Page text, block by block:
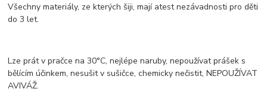
Všechny materiály, ze kterých šiji, mají atest nezávadnosti pro děti
do 3 let.
Lze prát v pračce na 30°C, nejlépe naruby, nepoužívat prášek s
bělícím účinkem, nesušit v sušičce, chemicky nečistit, NEPOUŽÍVAT
AVIVÁŽ.